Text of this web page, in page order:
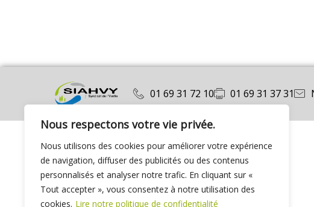
Nous respectons votre vie privée.
Nous utilisons des cookies pour améliorer votre expérience
de navigation, diffuser des publicités ou des contenus
personnalisés et analyser notre trafic. En cliquant sur «
Tout accepter », vous consentez à notre utilisation des
cookies. Lire notre politique de confidentialité
01 69 31 72 10 01 69 31 37 31